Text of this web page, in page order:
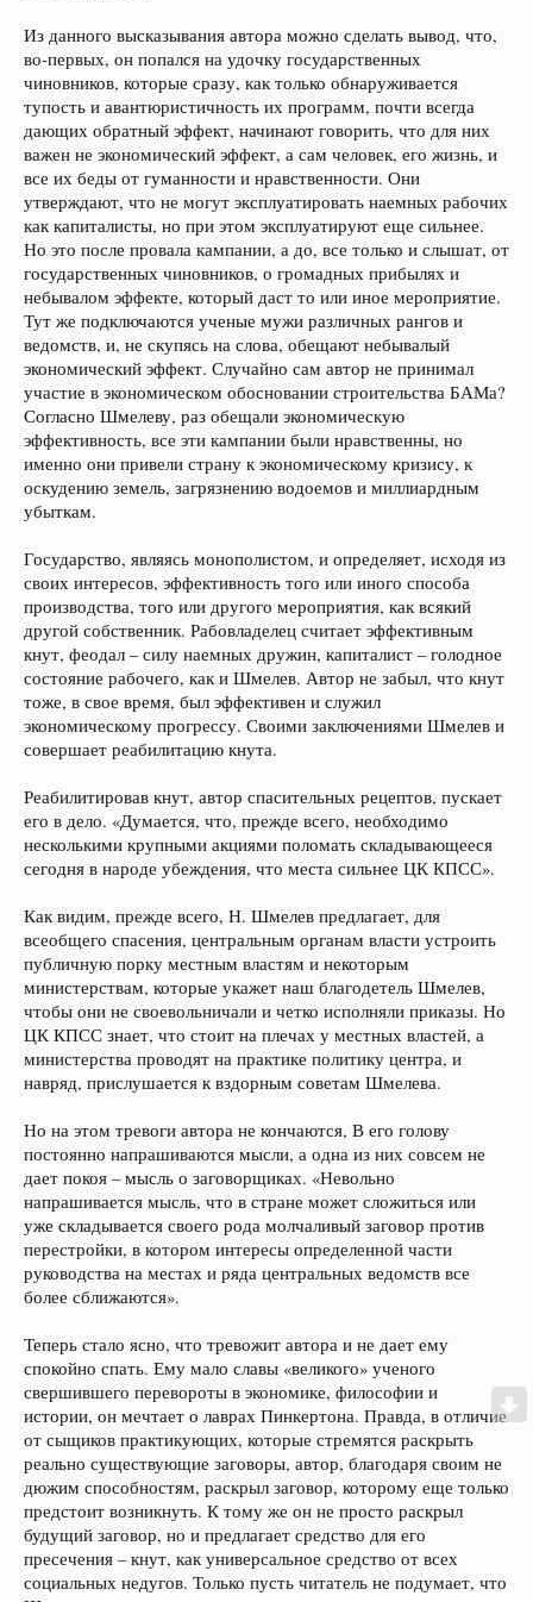
Из данного высказывания автора можно сделать вывод, что,
во-первых, он попался на удочку государственных
чиновников, которые сразу, как только обнаруживается
тупость и авантюристичность их программ, почти всегда
дающих обратный эффект, начинают говорить, что для них
важен не экономический эффект, а сам человек, его жизнь, и
все их беды от гуманности и нравственности. Они
утверждают, что не могут эксплуатировать наемных рабочих
как капиталисты, но при этом эксплуатируют еще сильнее.
Но это после провала кампании, а до, все только и слышат, от
государственных чиновников, о громадных прибылях и
небывалом эффекте, который даст то или иное мероприятие.
Тут же подключаются ученые мужи различных рангов и
ведомств, и, не скупясь на слова, обещают небывалый
экономический эффект. Случайно сам автор не принимал
участие в экономическом обосновании строительства БАМа?
Согласно Шмелеву, раз обещали экономическую
эффективность, все эти кампании были нравственны, но
именно они привели страну к экономическому кризису, к
оскудению земель, загрязнению водоемов и миллиардным
убыткам.
Государство, являясь монополистом, и определяет, исходя из
своих интересов, эффективность того или иного способа
производства, того или другого мероприятия, как всякий
другой собственник. Рабовладелец считает эффективным
кнут, феодал – силу наемных дружин, капиталист – голодное
состояние рабочего, как и Шмелев. Автор не забыл, что кнут
тоже, в свое время, был эффективен и служил
экономическому прогрессу. Своими заключениями Шмелев и
совершает реабилитацию кнута.
Реабилитировав кнут, автор спасительных рецептов, пускает
его в дело. «Думается, что, прежде всего, необходимо
несколькими крупными акциями поломать складывающееся
сегодня в народе убеждения, что места сильнее ЦК КПСС».
Как видим, прежде всего, Н. Шмелев предлагает, для
всеобщего спасения, центральным органам власти устроить
публичную порку местным властям и некоторым
министерствам, которые укажет наш благодетель Шмелев,
чтобы они не своевольничали и четко исполняли приказы. Но
ЦК КПСС знает, что стоит на плечах у местных властей, а
министерства проводят на практике политику центра, и
навряд, прислушается к вздорным советам Шмелева.
Но на этом тревоги автора не кончаются, В его голову
постоянно напрашиваются мысли, а одна из них совсем не
дает покоя – мысль о заговорщиках. «Невольно
напрашивается мысль, что в стране может сложиться или
уже складывается своего рода молчаливый заговор против
перестройки, в котором интересы определенной части
руководства на местах и ряда центральных ведомств все
более сближаются».
Теперь стало ясно, что тревожит автора и не дает ему
спокойно спать. Ему мало славы «великого» ученого
свершившего перевороты в экономике, философии и
истории, он мечтает о лаврах Пинкертона. Правда, в отличие
от сыщиков практикующих, которые стремятся раскрыть
реально существующие заговоры, автор, благодаря своим не
дюжим способностям, раскрыл заговор, которому еще только
предстоит возникнуть. К тому же он не просто раскрыл
будущий заговор, но и предлагает средство для его
пресечения – кнут, как универсальное средство от всех
социальных недугов. Только пусть читатель не подумает, что